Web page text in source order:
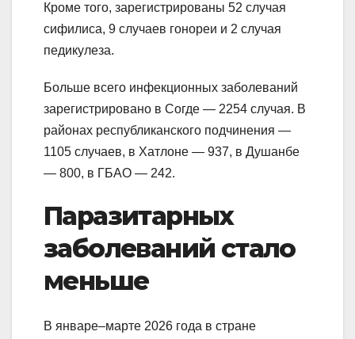
Кроме того, зарегистрированы 52 случая
сифилиса, 9 случаев гонореи и 2 случая
педикулеза.
Больше всего инфекционных заболеваний
зарегистрировано в Согде — 2254 случая. В
районах республиканского подчинения —
1105 случаев, в Хатлоне — 937, в Душанбе
— 800, в ГБАО — 242.
Паразитарных
заболеваний стало
меньше
В январе–марте 2026 года в стране